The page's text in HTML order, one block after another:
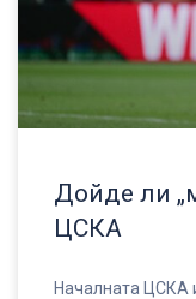
Дойде ли
ЦСКА
Началната ЦСКА